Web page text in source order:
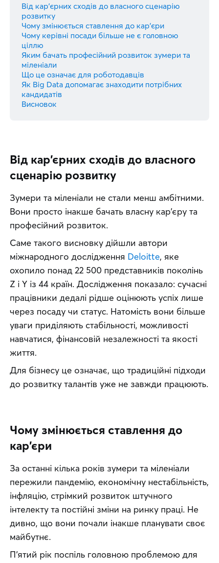
Від кар'єрних сходів до власного сценарію
розвитку
Чому змінюється ставлення до кар'єри
Чому керівні посади більше не є головною
ціллю
Яким бачать професійний розвиток зумери та
міленіали
Що це означає для роботодавців
Як Big Data допомагає знаходити потрібних
кандидатів
Висновок
Від кар'єрних сходів до власного
сценарію розвитку
Зумери та міленіали не стали менш амбітними.
Вони просто інакше бачать власну кар'єру та
професійний розвиток.
Саме такого висновку дійшли автори
міжнародного дослідження Deloitte, яке
охопило понад 22 500 представників поколінь
Z і Y із 44 країн. Дослідження показало: сучасні
працівники дедалі рідше оцінюють успіх лише
через посаду чи статус. Натомість вони більше
уваги приділяють стабільності, можливості
навчатися, фінансовій незалежності та якості
життя.
Для бізнесу це означає, що традиційні підходи
до розвитку талантів уже не завжди працюють.
Чому змінюється ставлення до
кар'єри
За останні кілька років зумери та міленіали
пережили пандемію, економічну нестабільність,
інфляцію, стрімкий розвиток штучного
інтелекту та постійні зміни на ринку праці. Не
дивно, що вони почали інакше планувати своє
майбутнє.
П'ятий рік поспіль головною проблемою для